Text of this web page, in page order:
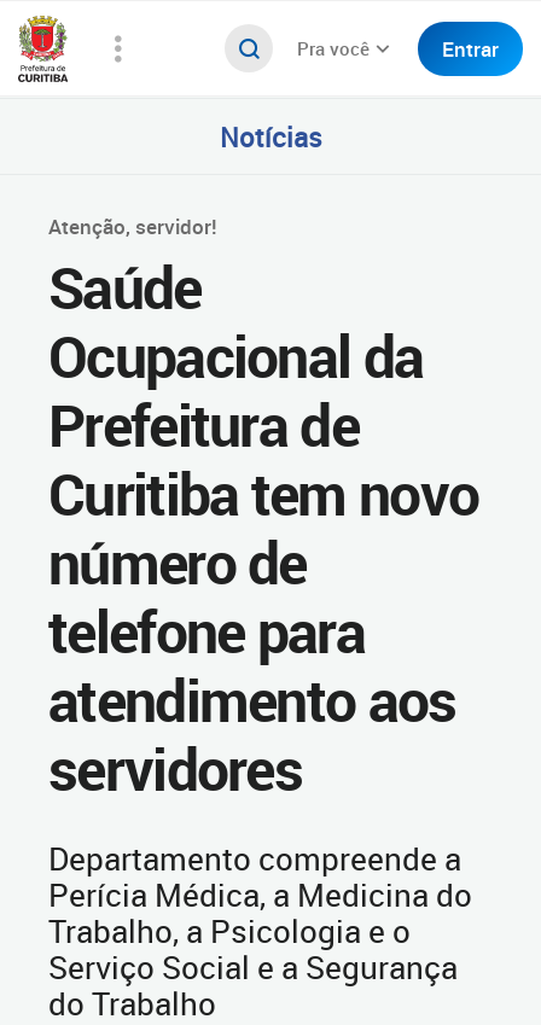
Pra você Entrar
Notícias
Atenção, servidor!
Saúde
Ocupacional da
Prefeitura de
Curitiba tem novo
número de
telefone para
atendimento aos
servidores
Departamento compreende a
Perícia Médica, a Medicina do
Trabalho, a Psicologia e o
Serviço Social e a Segurança
do Trabalho